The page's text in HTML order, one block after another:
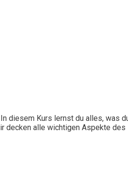
diesem Kurs lernst du alles, was
alle wichtigen Aspekte